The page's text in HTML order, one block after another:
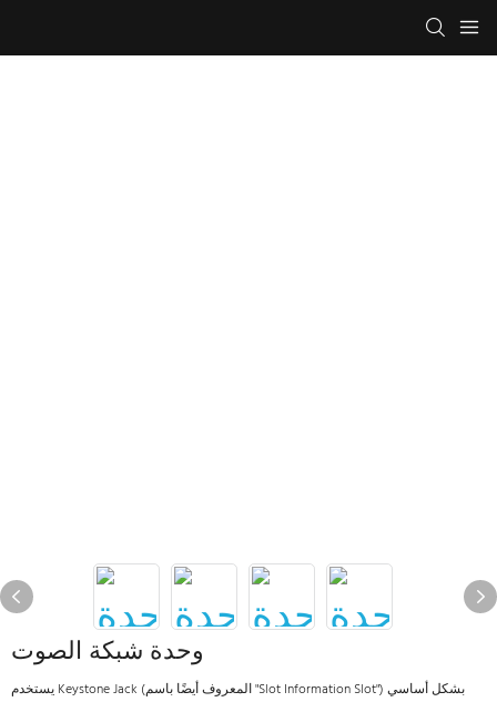
وحدة شبكة الصوت
يستخدم Keystone Jack (المعروف أيضًا باسم "Slot Information Slot") بشكل أساسي